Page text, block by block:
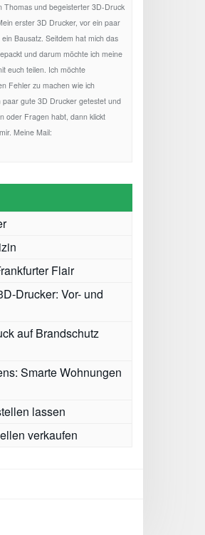
Thomas und begeisterter 3D-Druck
erster 3D Drucker, vor ein paar
Bausatz. Seitdem hat mich das
und darum möchte ich meine
euch teilen. Ich möchte
Fehler zu machen wie ich
gute 3D Drucker getestet und
oder Fragen habt, dann klickt
Meine Mail:
Flair
Drucker: Vor- und
auf Brandschutz
Smarte Wohnungen
lassen
verkaufen